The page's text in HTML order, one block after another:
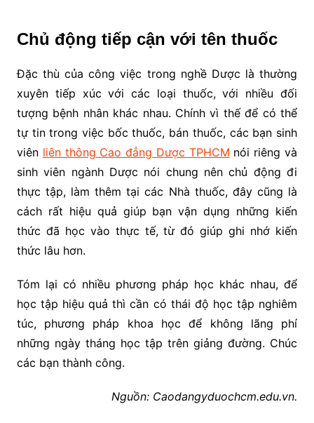
Chủ động tiếp cận với tên thuốc
Đặc thù của công việc trong nghề Dược là thường
xuyên tiếp xúc với các loại thuốc, với nhiều đối
tượng bệnh nhân khác nhau. Chính vì thế để có thể
tự tin trong việc bốc thuốc, bán thuốc, các bạn sinh
viên liên thông Cao đẳng Dược TPHCM nói riêng và
sinh viên ngành Dược nói chung nên chủ động đi
thực tập, làm thêm tại các Nhà thuốc, đây cũng là
cách rất hiệu quả giúp bạn vận dụng những kiến
thức đã học vào thực tế, từ đó giúp ghi nhớ kiến
thức lâu hơn.
Tóm lại có nhiều phương pháp học khác nhau, để
học tập hiệu quả thì cần có thái độ học tập nghiêm
túc, phương pháp khoa học để không lãng phí
những ngày tháng học tập trên giảng đường. Chúc
các bạn thành công.
Nguồn: Caodangyduochcm.edu.vn.